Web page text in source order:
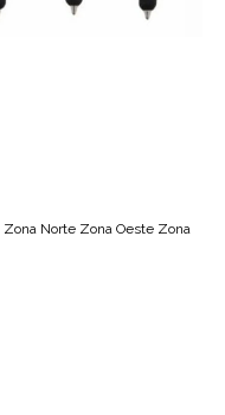
Zona Norte Zona Oeste Zona